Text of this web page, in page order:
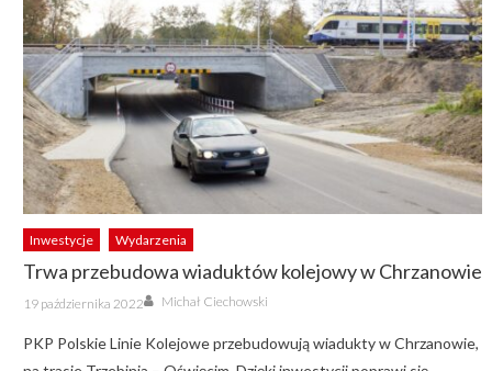
Inwestycje Wydarzenia
Trwa przebudowa wiaduktów kolejowy w Chrzanowie
Posted
on
19 października 2022 Author
Michał Ciechowski
PKP Polskie Linie Kolejowe przebudowują wiadukty w Chrzanowie,